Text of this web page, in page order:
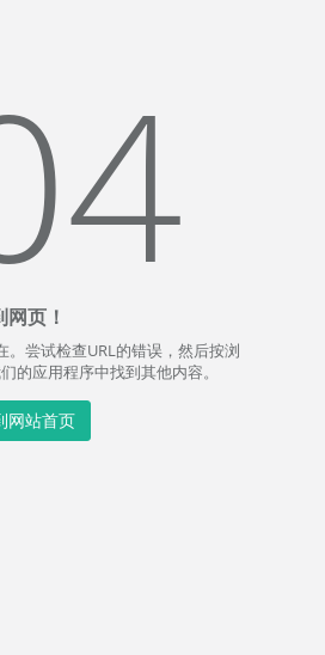
页！
尝试检查URL的错误，然后按浏
的应用程序中找到其他内容。
网站首页